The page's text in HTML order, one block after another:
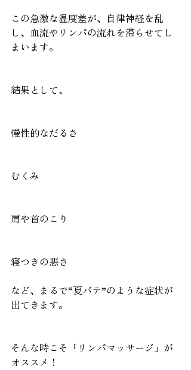
この急激な温度差が、自律神経を乱
し、血流やリンパの流れを滞らせてし
まいます。
結果として、
慢性的なだるさ
むくみ
肩や首のこり
寝つきの悪さ
など、まるで“夏バテ”のような症状が
出てきます。
そんな時こそ「リンパマッサージ」が
オススメ！